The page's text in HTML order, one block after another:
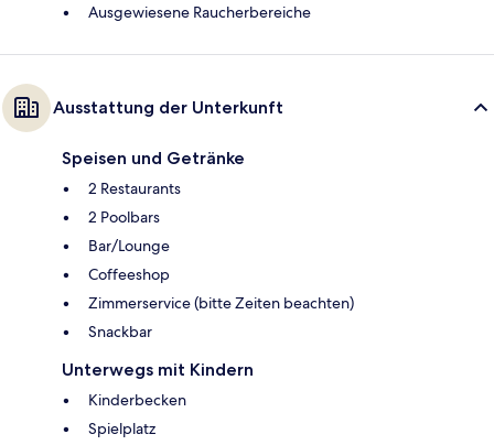
Ausgewiesene Raucherbereiche
Ausstattung der Unterkunft
Speisen und Getränke
2 Restaurants
2 Poolbars
Bar/Lounge
Coffeeshop
Zimmerservice (bitte Zeiten beachten)
Snackbar
Unterwegs mit Kindern
Kinderbecken
Spielplatz